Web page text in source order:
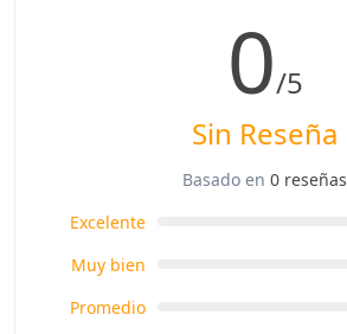
0/5
Sin Reseña
Basado en 0 reseñas
Excelente
Muy bien
Promedio